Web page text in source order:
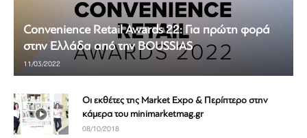
Convenience Retail Awards 22: Για πρώτη φορά
στην Ελλάδα από την BOUSSIAS
11/03/2022
Οι εκθέτες της Market Expo & Περίπτερο στην
κάμερα του minimarketmag.gr
08/10/2018